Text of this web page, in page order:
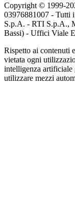
Copyright © 1999-
03976881007 - Tutti
S.p.A. - RTI S.p.A.,
Bassi) - Uffici Viale
Rispetto ai contenuti
vietata ogni
intelligenza artificiale
utilizzare mezzi